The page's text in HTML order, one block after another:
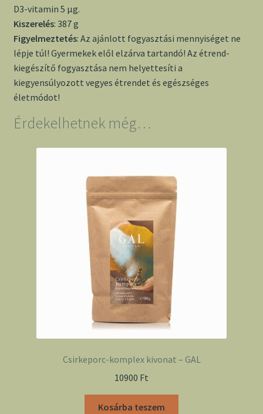
D3-vitamin 5 µg.
Kiszerelés: 387 g
Figyelmeztetés: Az ajánlott fogyasztási mennyiséget ne
lépje túl! Gyermekek elől elzárva tartandó! Az étrend-
kiegészítő fogyasztása nem helyettesíti a
kiegyensúlyozott vegyes étrendet és egészséges
életmódot!
Érdekelhetnek még…
Csirkeporc-komplex kivonat – GAL
10900 Ft
Kosárba teszem